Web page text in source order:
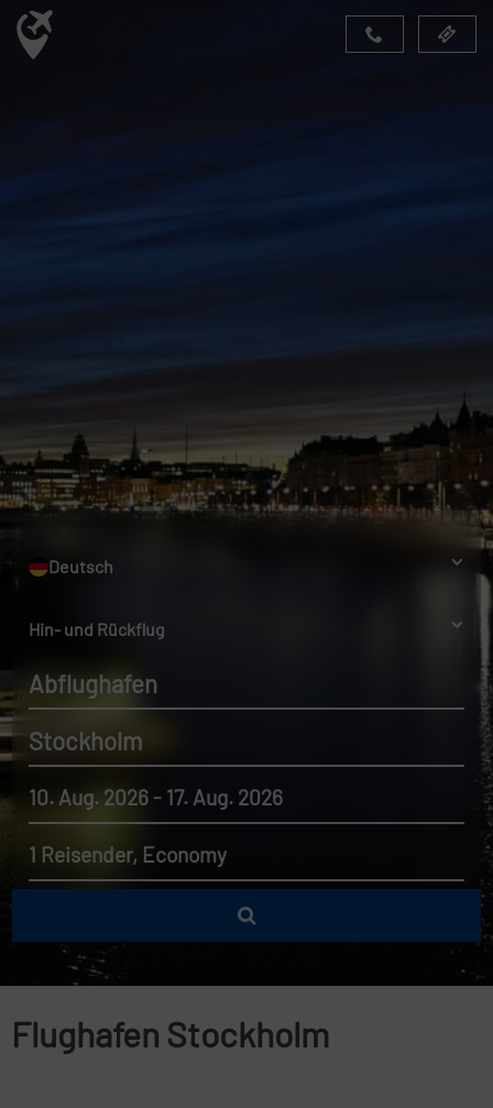
Deutsch
Hin- und Rückflug
Abflughafen
Stockholm
10. Aug. 2026 - 17. Aug. 2026
1 Reisender, Economy
Flughafen Stockholm